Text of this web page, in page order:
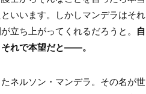
いいます。しかしマンデラはそれ
立ち上がってくれるだろうと。 自
れで本望だと――。
ネルソン・マンデラ。その名が世